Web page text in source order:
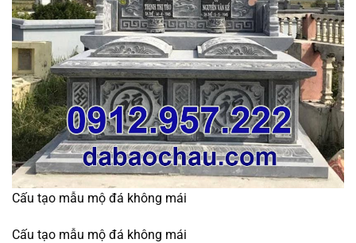
Cấu tạo mẫu mộ đá không mái
Cấu tạo mẫu mộ đá không mái